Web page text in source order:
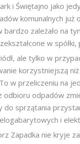
i Świętajno jako
komunalnych już
bardzo zależało na
w
ale tylko w
korzystniejszą
w przeliczeniu na
odpadów
do sprzątania
i
Zapadka nie kryje